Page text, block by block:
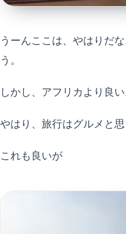
うーんここは、やはりだ
う。
しかし、アフリカより良い
やはり、旅行はグルメと
これも良いが